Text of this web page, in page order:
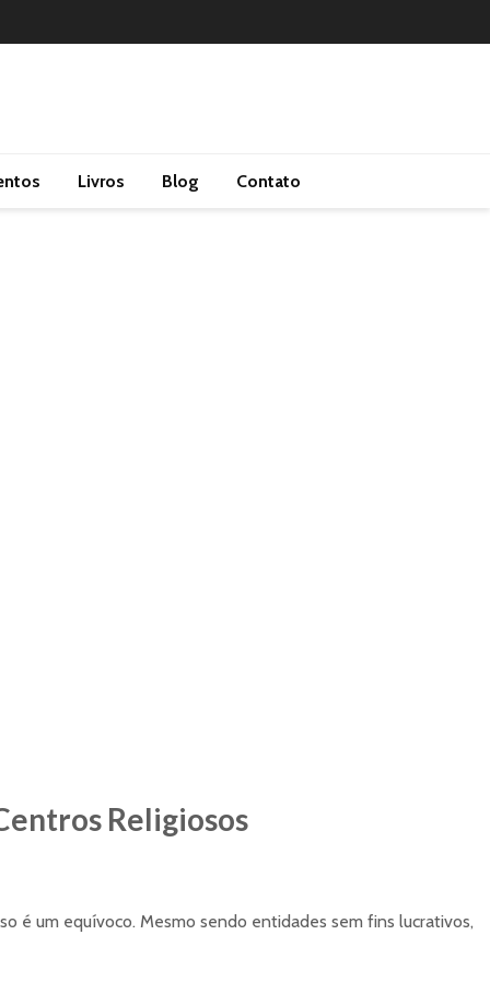
Livros Blog Contato
Religiosos
é um equívoco. Mesmo sendo entidades sem fins lucrativos,